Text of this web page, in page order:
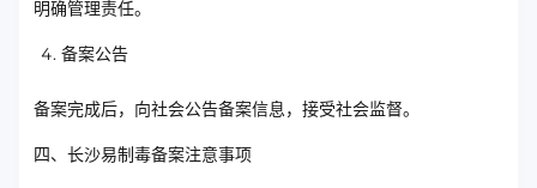
明确管理责任。
备案公告
备案完成后，向社会公告备案信息，接受社会监督。
四、长沙易制毒备案注意事项